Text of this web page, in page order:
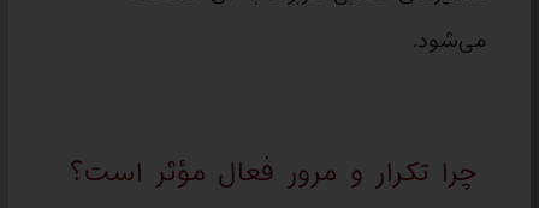
می‌شود.
چرا تکرار و مرور فعال مؤثر است؟